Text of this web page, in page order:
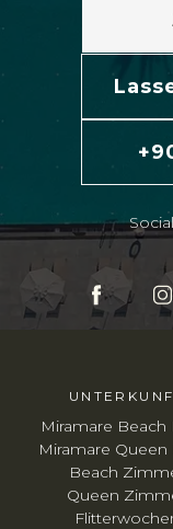
Miramare Beach
Miramare Queen
Beach
Queen